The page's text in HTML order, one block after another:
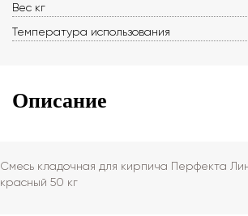
Вес кг
Температура использования
Описание
Смесь кладочная для кирпича Перфекта
красный 50 кг